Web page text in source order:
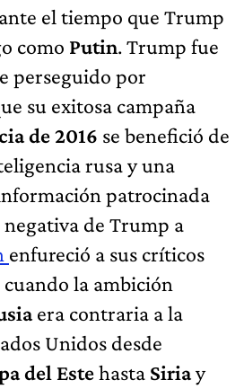
el tiempo que Trump
como Putin. Trump fue
perseguido por
su exitosa campaña
de 2016 se benefició de
rusa y una
patrocinada
de Trump a
enfureció a sus críticos
la ambición
era contraria a la
Unidos desde
del Estehasta Siriay